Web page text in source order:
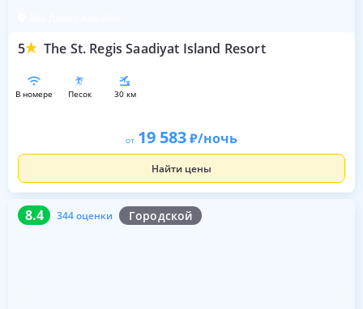
5 The St. Regis Saadiyat Island Resort
в номере песок 30 км
от 19 583 /ночь
Найти цены
8.4 344 оценки Городской
8.4 344 оценки